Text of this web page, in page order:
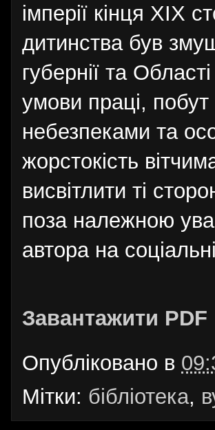
імперії кінця XIX
дитинства був
губернії та
умови праці, побут
небезпеками та
жорстокість
висвітлити ті
поза належною
автора на
Завантажити PDF
Опубліковано в
Мітки: бібліотека,